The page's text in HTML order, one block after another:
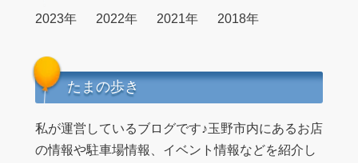
2023年 2022年 2021年 2018年
たまの歩き
私が運営しているブログです♪玉野市内にあるお店
の情報や駐車場情報、イベント情報などを紹介し